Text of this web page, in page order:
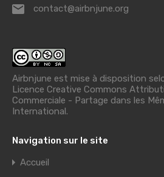
contact@airbnjune.org
Airbnjune est mise à disposition
Licence Creative Commons
Commerciale - Partage dans les
International.
Navigation sur le site
Accueil